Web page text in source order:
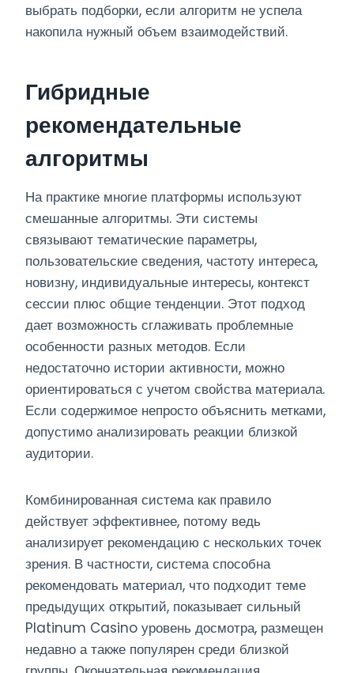
выбрать подборки, если алгоритм не успела
накопила нужный объем взаимодействий.
Гибридные
рекомендательные
алгоритмы
На практике многие платформы используют
смешанные алгоритмы. Эти системы
связывают тематические параметры,
пользовательские сведения, частоту интереса,
новизну, индивидуальные интересы, контекст
сессии плюс общие тенденции. Этот подход
дает возможность сглаживать проблемные
особенности разных методов. Если
недостаточно истории активности, можно
ориентироваться с учетом свойства материала.
Если содержимое непросто объяснить метками,
допустимо анализировать реакции близкой
аудитории.
Комбинированная система как правило
действует эффективнее, потому ведь
анализирует рекомендацию с нескольких точек
зрения. В частности, система способна
рекомендовать материал, что подходит теме
предыдущих открытий, показывает сильный
Platinum Casino уровень досмотра, размещен
недавно а также популярен среди близкой